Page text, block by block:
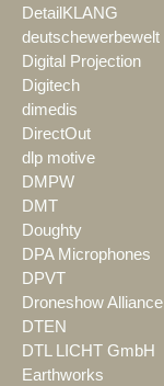
DetailKLANG
deutschewerbewelt
Digital Projection
Digitech
dimedis
DirectOut
dlp motive
DMPW
DMT
Doughty
DPA Microphones
DPVT
Droneshow Alliance
DTEN
DTL LICHT GmbH
Earthworks